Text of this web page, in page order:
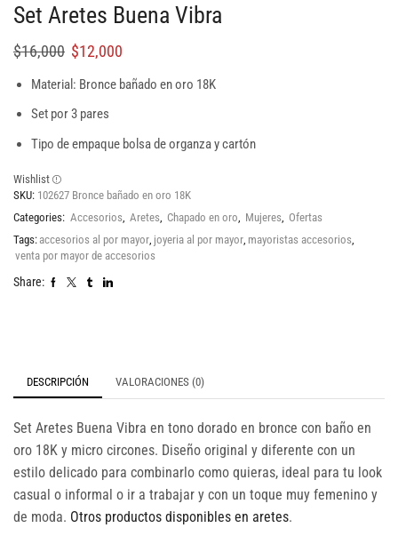
Set Aretes Buena Vibra
$16,000 $12,000
Material: Bronce bañado en oro 18K
Set por 3 pares
Tipo de empaque bolsa de organza y cartón
Wishlist
SKU: 102627 Bronce bañado en oro 18K
Categories: Accesorios, Aretes, Chapado en oro, Mujeres, Ofertas
Tags: accesorios al por mayor, joyeria al por mayor, mayoristas accesorios,
venta por mayor de accesorios
Share:
DESCRIPCIÓN VALORACIONES (0)
Set Aretes Buena Vibra en tono dorado en bronce con baño en
oro 18K y micro circones. Diseño original y diferente con un
estilo delicado para combinarlo como quieras, ideal para tu look
casual o informal o ir a trabajar y con un toque muy femenino y
de moda. Otros productos disponibles en aretes.